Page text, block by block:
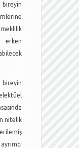
erken
bireyin
nitelik